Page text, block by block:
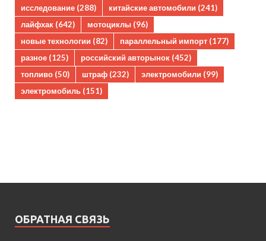
исследование (288) китайские автомобили (241)
лайфхак (642) мотоциклы (96)
новые технологии (82) параллельный импорт (177)
разное (125) российский авторынок (452)
топливо (50) штраф (232) электромобили (99)
электромобиль (151)
ОБРАТНАЯ СВЯЗЬ